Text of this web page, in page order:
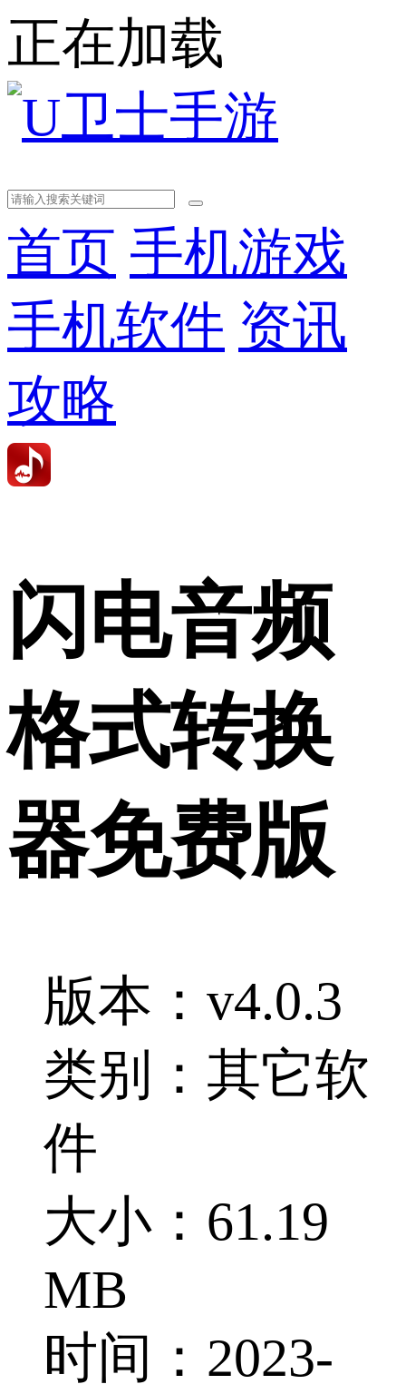
正在加载
首页 手机游戏
手机软件 资讯
攻略
闪电音频
格式转换
器免费版
版本：v4.0.3
类别：其它软
件
大小：61.19
MB
时间：2023-